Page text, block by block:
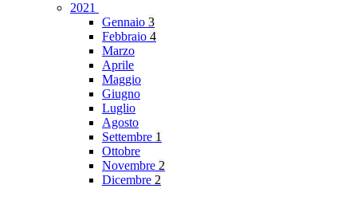
2021
Gennaio 3
Febbraio 4
Marzo
Aprile
Maggio
Giugno
Luglio
Agosto
Settembre 1
Ottobre
Novembre 2
Dicembre 2